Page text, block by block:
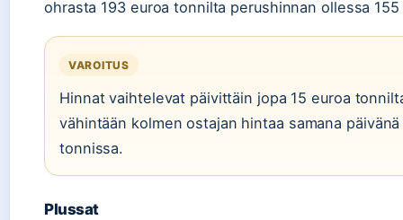
ohrasta 193 euroa tonnilta perushinnan ollessa 155
VAROITUS
Hinnat vaihtelevat päivittäin jopa 15 euroa
vähintään kolmen ostajan hintaa samana
tonnissa.
Plussat